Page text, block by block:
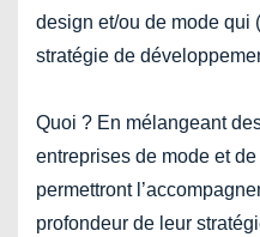
design et/ou de mode qui
stratégie de
Quoi ? En mélangeant
entreprises de mode et
permettront
profondeur de leur